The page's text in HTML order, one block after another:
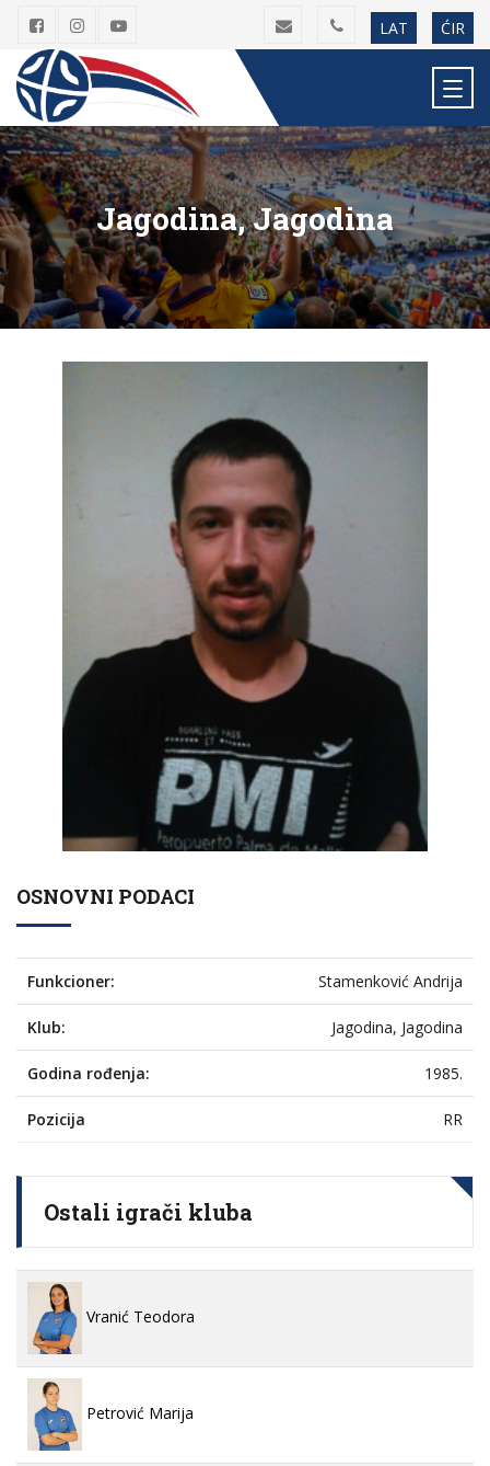
LAT ĆIR
Jagodina, Jagodina
OSNOVNI PODACI
Funkcioner: Stamenković Andrija
Klub: Jagodina, Jagodina
Godina rođenja: 1985.
Pozicija RR
Ostali igrači kluba
Vranić Teodora
Petrović Marija